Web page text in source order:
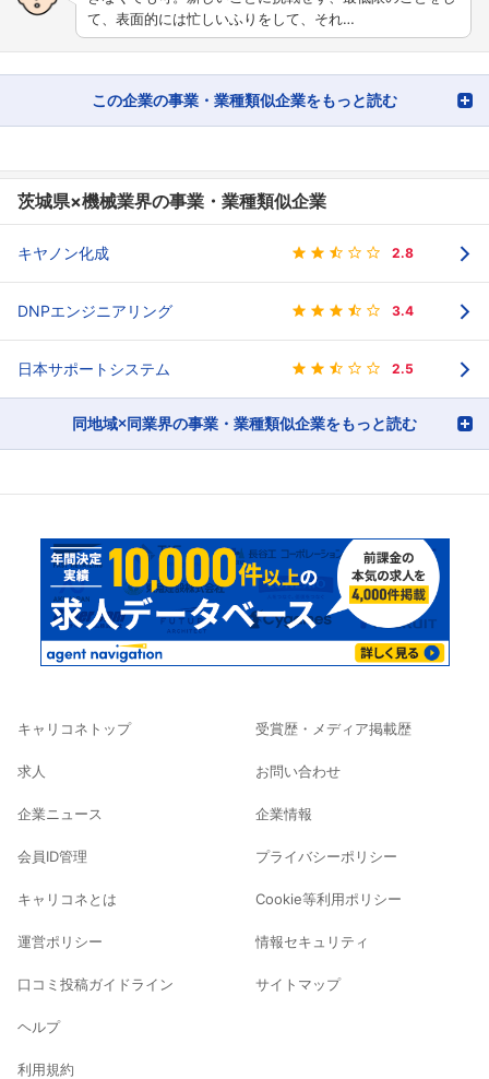
て、表面的には忙しいふりをして、それ…
この企業の事業・業種類似企業をもっと読む
茨城県×機械業界の事業・業種類似企業
キヤノン化成 2.8
DNPエンジニアリング 3.4
日本サポートシステム 2.5
同地域×同業界の事業・業種類似企業をもっと読む
キャリコネトップ
求人
企業ニュース
会員ID管理
キャリコネとは
運営ポリシー
口コミ投稿ガイドライン
ヘルプ
利用規約
受賞歴・メディア掲載歴
お問い合わせ
企業情報
プライバシーポリシー
Cookie等利用ポリシー
情報セキュリティ
サイトマップ